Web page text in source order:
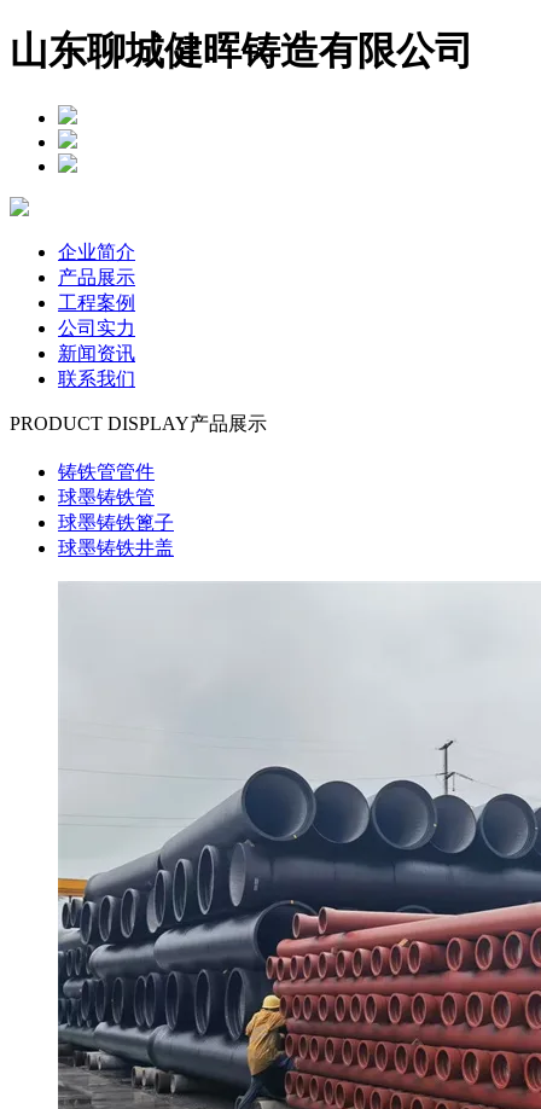
山东聊城健晖铸造有限公司
企业简介
产品展示
工程案例
公司实力
新闻资讯
联系我们
PRODUCT DISPLAY产品展示
铸铁管管件
球墨铸铁管
球墨铸铁篦子
球墨铸铁井盖